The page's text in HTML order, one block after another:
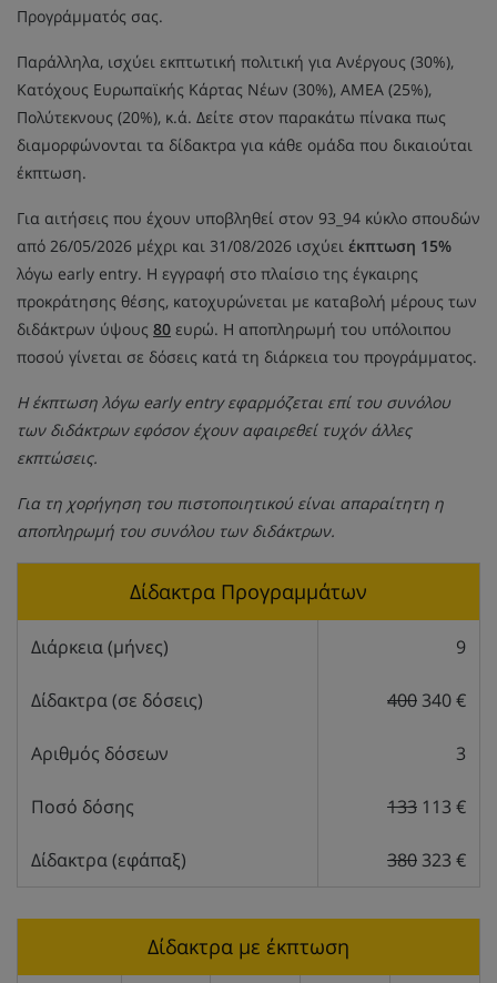
Προγράμματός σας.
Παράλληλα, ισχύει εκπτωτική πολιτική για Ανέργους (30%),
Κατόχους Ευρωπαϊκής Κάρτας Νέων (30%), ΑΜΕΑ (25%),
Πολύτεκνους (20%), κ.ά. Δείτε στον παρακάτω πίνακα πως
διαμορφώνονται τα δίδακτρα για κάθε ομάδα που δικαιούται
έκπτωση.
Για αιτήσεις που έχουν υποβληθεί στον 93_94 κύκλο σπουδών
από 26/05/2026 μέχρι και 31/08/2026 ισχύει έκπτωση 15%
λόγω early entry. Η εγγραφή στο πλαίσιο της έγκαιρης
προκράτησης θέσης, κατοχυρώνεται με καταβολή μέρους των
διδάκτρων ύψους 80 ευρώ. Η αποπληρωμή του υπόλοιπου
ποσού γίνεται σε δόσεις κατά τη διάρκεια του προγράμματος.
Η έκπτωση λόγω early entry εφαρμόζεται επί του συνόλου
των διδάκτρων εφόσον έχουν αφαιρεθεί τυχόν άλλες
εκπτώσεις.
Για τη χορήγηση του πιστοποιητικού είναι απαραίτητη η
αποπληρωμή του συνόλου των διδάκτρων.
Δίδακτρα Προγραμμάτων
Διάρκεια (μήνες) 9
Δίδακτρα (σε δόσεις) 400 340 €
Αριθμός δόσεων 3
Ποσό δόσης 133 113 €
Δίδακτρα (εφάπαξ) 380 323 €
Δίδακτρα με έκπτωση